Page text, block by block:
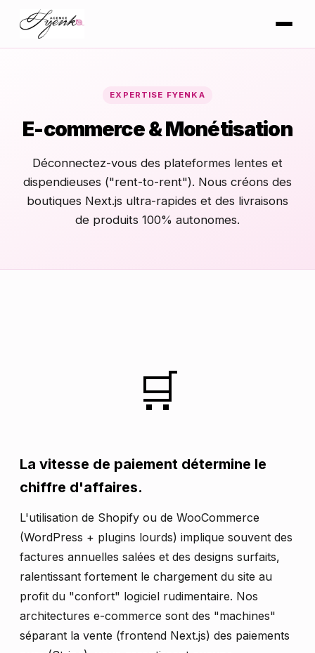
EXPERTISE FYENKA
E-commerce & Monétisation
Déconnectez-vous des plateformes lentes et
dispendieuses ("rent-to-rent"). Nous créons des
boutiques Next.js ultra-rapides et des livraisons
de produits 100% autonomes.
🛒
La vitesse de paiement détermine le
chiffre d'affaires.
L'utilisation de Shopify ou de WooCommerce
(WordPress + plugins lourds) implique souvent des
factures annuelles salées et des designs surfaits,
ralentissant fortement le chargement du site au
profit du "confort" logiciel rudimentaire. Nos
architectures e-commerce sont des "machines"
séparant la vente (frontend Next.js) des paiements